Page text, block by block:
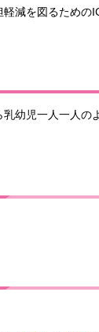
減を図るための
幼児一人一人の